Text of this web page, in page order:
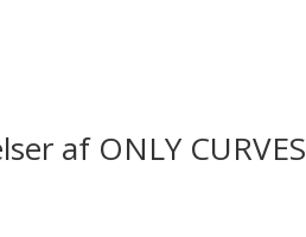
af ONLY CURVES